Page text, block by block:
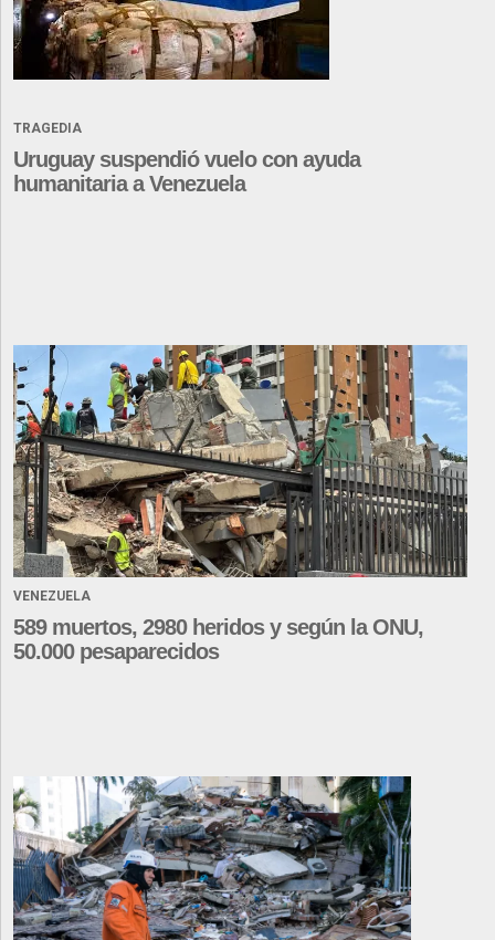
TRAGEDIA
Uruguay suspendió vuelo con ayuda
humanitaria a Venezuela
VENEZUELA
589 muertos, 2980 heridos y según la ONU,
50.000 pesaparecidos